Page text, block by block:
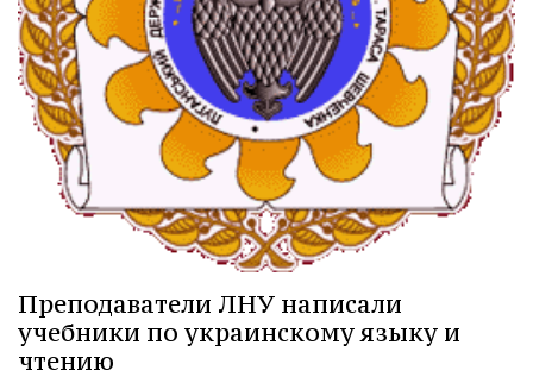
Преподаватели ЛНУ написали
учебники по украинскому языку и
чтению